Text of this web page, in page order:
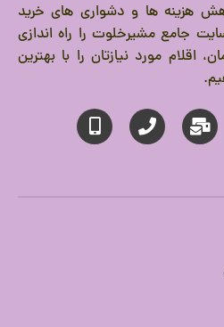
هزینه ها و دشواری های خرید
جامع مشیرخلوت را راه اندازی
اقلام مورد نیازتان را با بهترین